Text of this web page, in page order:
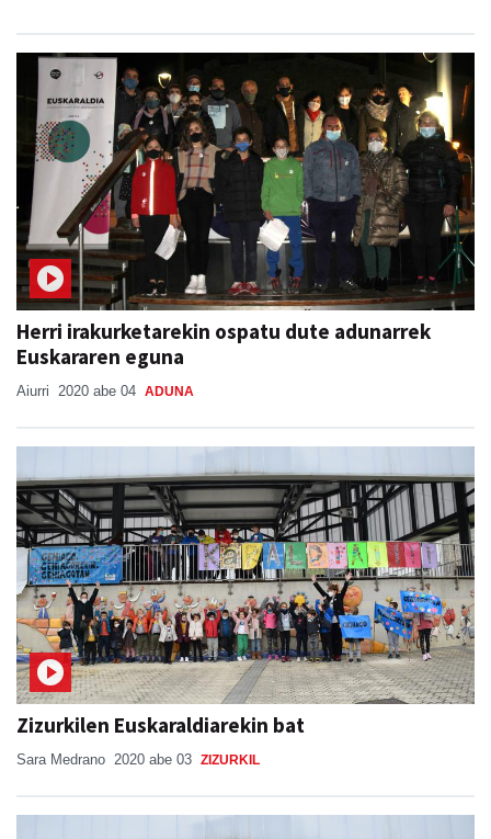
Herri irakurketarekin ospatu dute adunarrek
Euskararen eguna
Aiurri 2020 abe 04 ADUNA
Zizurkilen Euskaraldiarekin bat
Sara Medrano 2020 abe 03 ZIZURKIL